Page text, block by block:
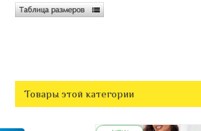
Товары этой категории